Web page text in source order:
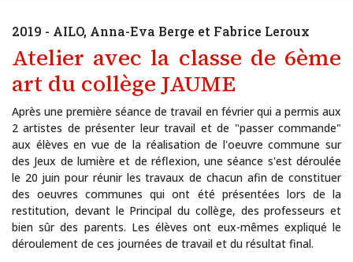
2019 - AILO, Anna-Eva Berge et Fabrice Leroux
Atelier avec la classe de 6ème
art du collège JAUME
Après une première séance de travail en février qui a permis aux
2 artistes de présenter leur travail et de "passer commande"
aux élèves en vue de la réalisation de l'oeuvre commune sur
des Jeux de lumière et de réflexion, une séance s'est déroulée
le 20 juin pour réunir les travaux de chacun afin de constituer
des oeuvres communes qui ont été présentées lors de la
restitution, devant le Principal du collège, des professeurs et
bien sûr des parents. Les élèves ont eux-mêmes expliqué le
déroulement de ces journées de travail et du résultat final.